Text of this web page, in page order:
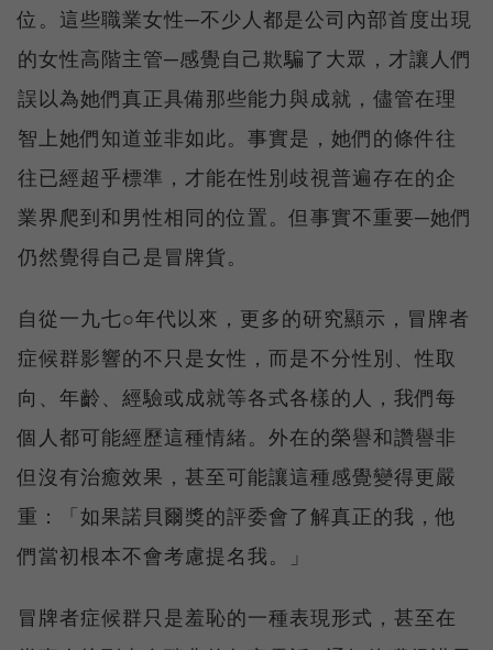
位。這些職業女性─不少人都是公司內部首度出現
的女性高階主管─感覺自己欺騙了大眾，才讓人們
誤以為她們真正具備那些能力與成就，儘管在理
智上她們知道並非如此。事實是，她們的條件往
往已經超乎標準，才能在性別歧視普遍存在的企
業界爬到和男性相同的位置。但事實不重要─她們
仍然覺得自己是冒牌貨。
自從一九七○年代以來，更多的研究顯示，冒牌者
症候群影響的不只是女性，而是不分性別、性取
向、年齡、經驗或成就等各式各樣的人，我們每
個人都可能經歷這種情緒。外在的榮譽和讚譽非
但沒有治癒效果，甚至可能讓這種感覺變得更嚴
重：「如果諾貝爾獎的評委會了解真正的我，他
們當初根本不會考慮提名我。」
冒牌者症候群只是羞恥的一種表現形式，甚至在